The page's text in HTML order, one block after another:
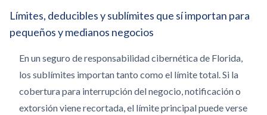
Límites, deducibles y sublímites que sí importan para
pequeños y medianos negocios
En un seguro de responsabilidad cibernética de Florida,
los sublímites importan tanto como el límite total. Si la
cobertura para interrupción del negocio, notificación o
extorsión viene recortada, el límite principal puede verse